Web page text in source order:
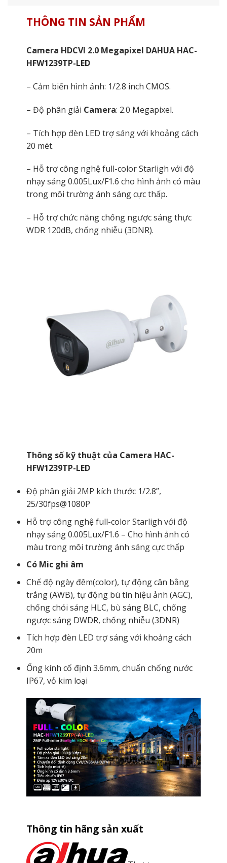
THÔNG TIN SẢN PHẨM
Camera HDCVI 2.0 Megapixel DAHUA HAC-
HFW1239TP-LED
– Cảm biến hình ảnh: 1/2.8 inch CMOS.
– Độ phân giải Camera: 2.0 Megapixel.
– Tích hợp đèn LED trợ sáng với khoảng cách
20 mét.
– Hỗ trợ công nghệ full-color Starligh với độ
nhạy sáng 0.005Lux/F1.6 cho hình ảnh có màu
trong môi trường ánh sáng cực thấp.
– Hỗ trợ chức năng chống ngược sáng thực
WDR 120dB, chống nhiễu (3DNR).
Thông số kỹ thuật của Camera HAC-
HFW1239TP-LED
Độ phân giải 2MP kích thước 1/2.8”,
25/30fps@1080P
Hỗ trợ công nghệ full-color Starligh với độ
nhạy sáng 0.005Lux/F1.6 – Cho hình ảnh có
màu trong môi trường ánh sáng cực thấp
Có Mic ghi âm
Chế độ ngày đêm(color), tự động cân bằng
trắng (AWB), tự động bù tín hiệu ảnh (AGC),
chống chói sáng HLC, bù sáng BLC, chống
ngược sáng DWDR, chống nhiễu (3DNR)
Tích hợp đèn LED trợ sáng với khoảng cách
20m
Ống kính cố định 3.6mm, chuẩn chống nước
IP67, vỏ kim loại
Thông tin hãng sản xuất